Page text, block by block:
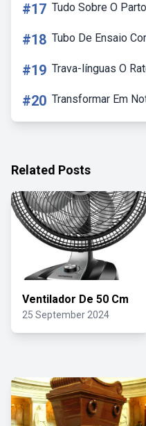
#17 Tudo Sobre O
#18 Tubo De Ensaio
#19 Trava-línguas O
#20 Transformar Em
Related Posts
Ventilador De 50 Cm
25 September 2024